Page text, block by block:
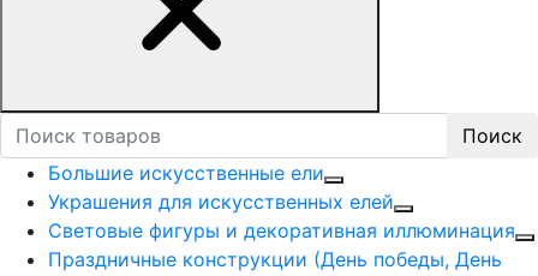
Поиск
Большие искусственные ели
Украшения для искусственных елей
Световые фигуры и декоративная иллюминация
Праздничные конструкции (День победы, День